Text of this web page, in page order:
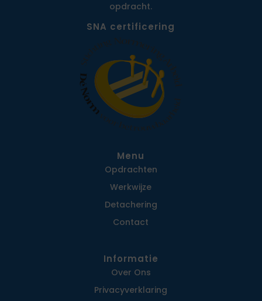
opdracht.
SNA certificering
Menu
Opdrachten
Werkwijze
Detachering
Contact
Informatie
Over Ons
Privacy­verklaring